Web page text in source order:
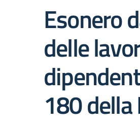
Esonero
delle
180